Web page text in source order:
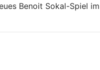
Benoit Sokal-Spiel